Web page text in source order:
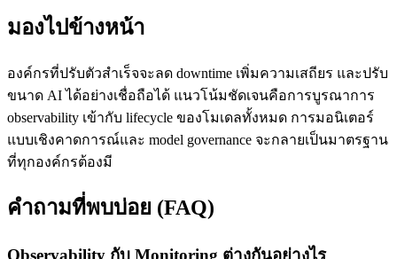
มองไปข้างหน้า
องค์กรที่ปรับตัวสำเร็จจะลด downtime เพิ่มความเสถียร และปรับ
ขนาด AI ได้อย่างเชื่อถือได้ แนวโน้มชัดเจนคือการบูรณาการ
observability เข้ากับ lifecycle ของโมเดลทั้งหมด การมอนิเตอร์
แบบเชิงคาดการณ์และ model governance จะกลายเป็นมาตรฐาน
ที่ทุกองค์กรต้องมี
คำถามที่พบบ่อย (FAQ)